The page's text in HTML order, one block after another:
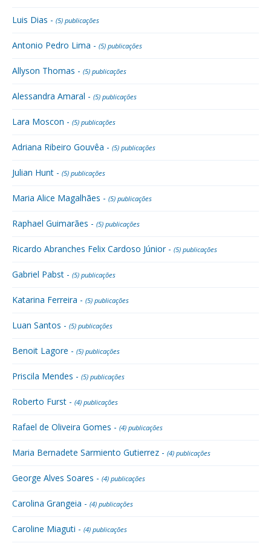
Luis Dias - (5) publicações
Antonio Pedro Lima - (5) publicações
Allyson Thomas - (5) publicações
Alessandra Amaral - (5) publicações
Lara Moscon - (5) publicações
Adriana Ribeiro Gouvêa - (5) publicações
Julian Hunt - (5) publicações
Maria Alice Magalhães - (5) publicações
Raphael Guimarães - (5) publicações
Ricardo Abranches Felix Cardoso Júnior - (5) publicações
Gabriel Pabst - (5) publicações
Katarina Ferreira - (5) publicações
Luan Santos - (5) publicações
Benoit Lagore - (5) publicações
Priscila Mendes - (5) publicações
Roberto Furst - (4) publicações
Rafael de Oliveira Gomes - (4) publicações
Maria Bernadete Sarmiento Gutierrez - (4) publicações
George Alves Soares - (4) publicações
Carolina Grangeia - (4) publicações
Caroline Miaguti - (4) publicações